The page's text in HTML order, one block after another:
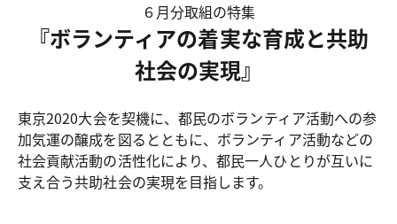
６月分取組の特集
『ボランティアの着実な育成と共助
社会の実現』
東京2020大会を契機に、都民のボランティア活動への参
加気運の醸成を図るとともに、ボランティア活動などの
社会貢献活動の活性化により、都民一人ひとりが互いに
支え合う共助社会の実現を目指します。